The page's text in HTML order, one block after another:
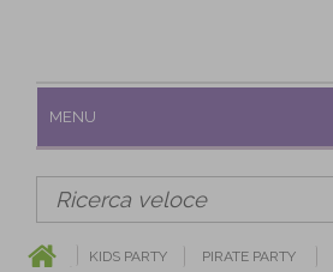
MENU
KIDS PARTY PIRATE PARTY